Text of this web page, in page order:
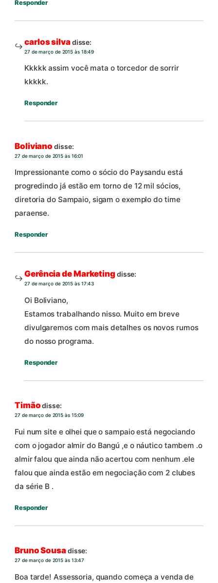
Responder
carlos silvadisse:
27 de março de 2015 às 18:49
Kkkkk assim você mata o torcedor de sorrir
kkkkk.
Responder
Boliviano disse:
27 de março de 2015 às 16:01
Impressionante como o sócio do Paysandu está
progredindo já estão em torno de 12 mil sócios,
diretoria do Sampaio, sigam o exemplo do time
paraense.
Responder
Gerência de Marketingdisse:
27 de março de 2015 às 17:43
Oi Boliviano,
Estamos trabalhando nisso. Muito em breve
divulgaremos com mais detalhes os novos rumos
do nosso programa.
Responder
Timão disse:
27 de março de 2015 às 15:09
Fui num site e olhei que o sampaio está negociando
com o jogador almir do Bangú ,e o náutico tambem .o
almir falou que ainda não acertou com nenhum .ele
falou que ainda estão em negociação com 2 clubes
da série B .
Responder
Bruno Sousadisse:
27 de março de 2015 às 13:47
Boa tarde! Assessoria, quando começa a venda de